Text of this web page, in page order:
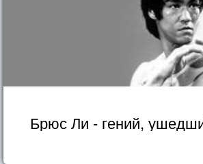
Брюс Ли - гений,